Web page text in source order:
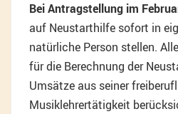
Bei Antragstellung im
auf Neustarthilfe sofort in
natürliche Person stellen.
für die Berechnung der
Umsätze aus seiner
Musiklehrertätigkeit